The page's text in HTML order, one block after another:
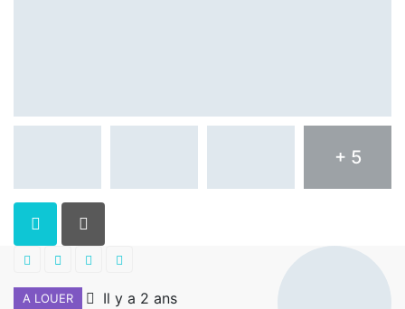
+ 5
A LOUER
Il y a 2 ans